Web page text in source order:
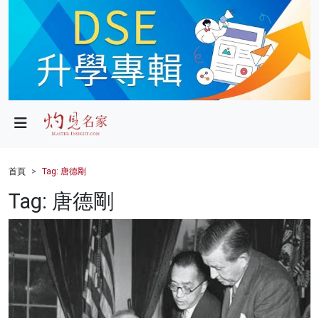
政局
財經
健康
商業
科技
影片
首頁 Tag: 唐德剛
Tag: 唐德剛